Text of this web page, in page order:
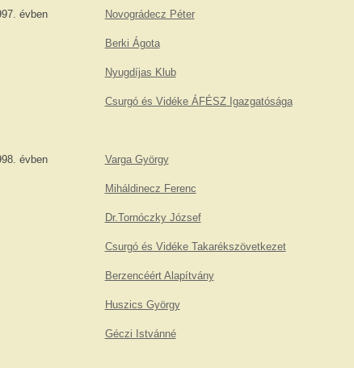
évben Novográdecz Péter
Berki Ágota
Nyugdíjas Klub
Csurgó és Vidéke ÁFÉSZ Igazgatósága
évben Varga György
Miháldinecz Ferenc
Dr.Tornóczky József
Csurgó és Vidéke Takarékszövetkezet
Berzencéért Alapítvány
Huszics György
Géczi Istvánné